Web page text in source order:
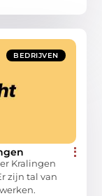
BEDRIJVEN
Kralingen
zijn tal van